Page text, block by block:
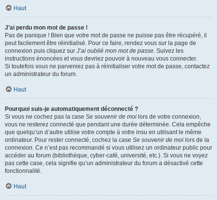
Haut
J’ai perdu mon mot de passe !
Pas de panique ! Bien que votre mot de passe ne puisse pas être récupéré, il
peut facilement être réinitialisé. Pour ce faire, rendez vous sur la page de
connexion puis cliquez sur J’ai oublié mon mot de passe. Suivez les
instructions énoncées et vous devriez pouvoir à nouveau vous connecter.
Si toutefois vous ne parveniez pas à réinitialiser votre mot de passe, contactez
un administrateur du forum.
Haut
Pourquoi suis-je automatiquement déconnecté ?
Si vous ne cochez pas la case Se souvenir de moi lors de votre connexion,
vous ne resterez connecté que pendant une durée déterminée. Cela empêche
que quelqu’un d’autre utilise votre compte à votre insu en utilisant le même
ordinateur. Pour rester connecté, cochez la case Se souvenir de moi lors de la
connexion. Ce n’est pas recommandé si vous utilisez un ordinateur public pour
accéder au forum (bibliothèque, cyber-café, université, etc.). Si vous ne voyez
pas cette case, cela signifie qu’un administrateur du forum a désactivé cette
fonctionnalité.
Haut